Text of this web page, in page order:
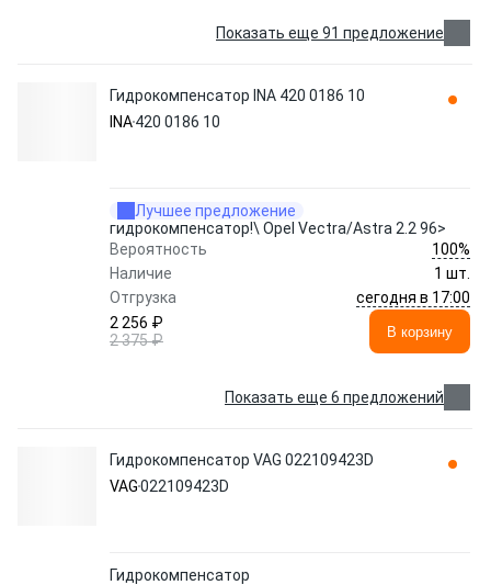
Показать еще 91 предложение
Гидрокомпенсатор INA 420 0186 10
INA420 0186 10
Лучшее предложение
гидрокомпенсатор!\ Opel Vectra/Astra 2.2 96>
Вероятность
100%
Наличие
1 шт.
Отгрузка
сегодня в 17:00
2 256 ₽
2 375 ₽
В корзину
Показать еще 6 предложений
Гидрокомпенсатор VAG 022109423D
VAG022109423D
Гидрокомпенсатор